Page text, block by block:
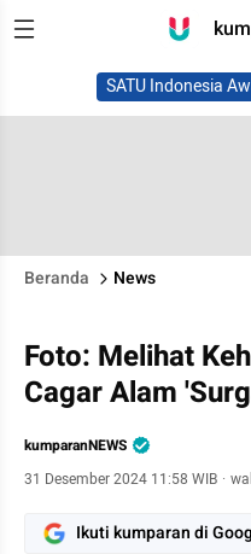
SATU Indonesia
Beranda News
Foto: Melihat
Cagar Alam
kumparanNEWS
31 Desember 2024 11:58 WIB ·
Ikuti kumparan di